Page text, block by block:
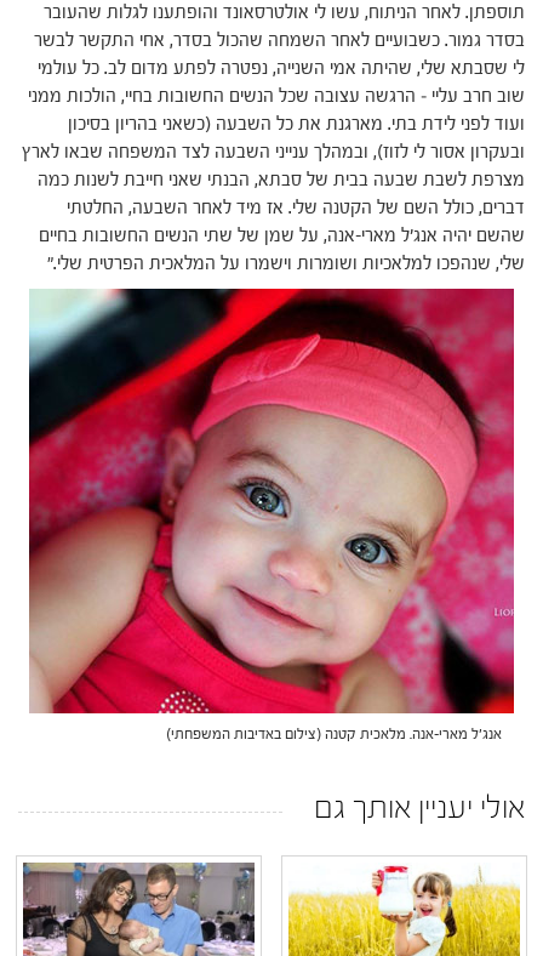
תוספתן. לאחר הניתוח, עשו לי אולטרסאונד והופתענו לגלות שהעובר
בסדר גמור. כשבועיים לאחר השמחה שהכול בסדר, אחי התקשר לבשר
לי שסבתא שלי, שהיתה אמי השנייה, נפטרה לפתע מדום לב. כל עולמי
שוב חרב עליי – הרגשה עצובה שכל הנשים החשובות בחיי, הולכות ממני
ועוד לפני לידת בתי. מארגנת את כל השבעה (כשאני בהריון בסיכון
ובעקרון אסור לי לזוז), ובמהלך ענייני השבעה לצד המשפחה שבאו לארץ
מצרפת לשבת שבעה בבית של סבתא, הבנתי שאני חייבת לשנות כמה
דברים, כולל השם של הקטנה שלי. אז מיד לאחר השבעה, החלטתי
שהשם יהיה אנג'ל מארי-אנה, על שמן של שתי הנשים החשובות בחיים
שלי, שנהפכו למלאכיות ושומרות וישמרו על המלאכית הפרטית שלי."
אנג'ל מארי-אנה. מלאכית קטנה (צילום באדיבות המשפחתי)
אולי יעניין אותך גם